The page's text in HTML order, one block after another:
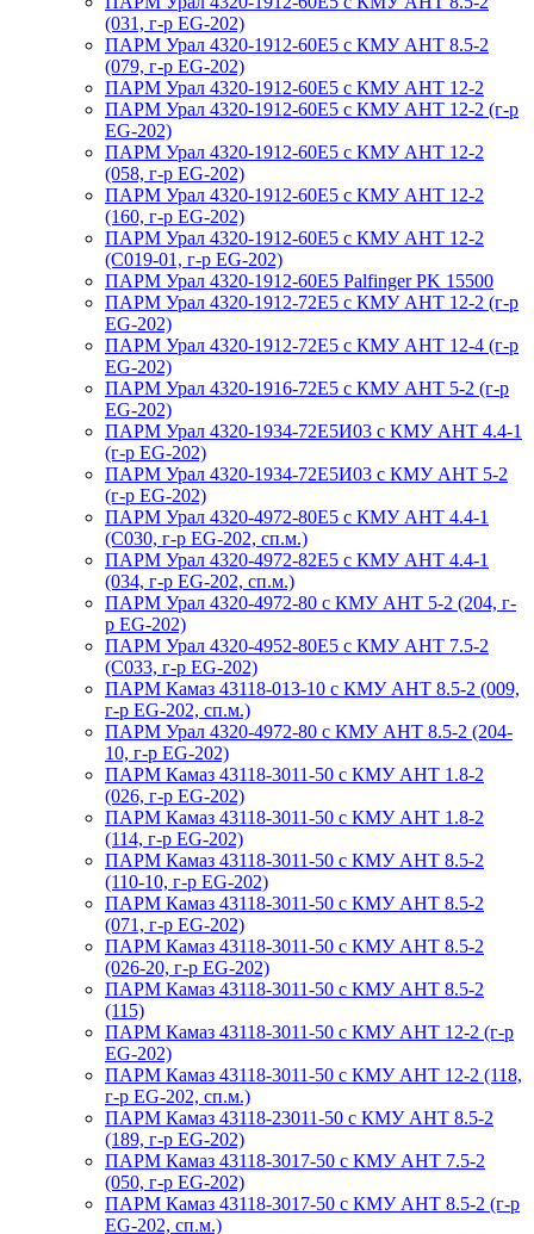
(031, г-р EG-202)
ПАРМ Урал 4320-1912-60Е5 с КМУ АНТ 8.5-2
(079, г-р EG-202)
ПАРМ Урал 4320-1912-60Е5 с КМУ АНТ 12-2
ПАРМ Урал 4320-1912-60Е5 с КМУ АНТ 12-2 (г-р
EG-202)
ПАРМ Урал 4320-1912-60Е5 с КМУ АНТ 12-2
(058, г-р EG-202)
ПАРМ Урал 4320-1912-60Е5 с КМУ АНТ 12-2
(160, г-р EG-202)
ПАРМ Урал 4320-1912-60Е5 с КМУ АНТ 12-2
(С019-01, г-р EG-202)
ПАРМ Урал 4320-1912-60Е5 Palfinger PK 15500
ПАРМ Урал 4320-1912-72Е5 с КМУ АНТ 12-2 (г-р
EG-202)
ПАРМ Урал 4320-1912-72Е5 с КМУ АНТ 12-4 (г-р
EG-202)
ПАРМ Урал 4320-1916-72Е5 с КМУ АНТ 5-2 (г-р
EG-202)
ПАРМ Урал 4320-1934-72Е5И03 с КМУ АНТ 4.4-1
(г-р EG-202)
ПАРМ Урал 4320-1934-72Е5И03 с КМУ АНТ 5-2
(г-р EG-202)
ПАРМ Урал 4320-4972-80Е5 с КМУ АНТ 4.4-1
(С030, г-р EG-202, сп.м.)
ПАРМ Урал 4320-4972-82Е5 с КМУ АНТ 4.4-1
(034, г-р EG-202, сп.м.)
ПАРМ Урал 4320-4972-80 с КМУ АНТ 5-2 (204, г-
р EG-202)
ПАРМ Урал 4320-4952-80Е5 с КМУ АНТ 7.5-2
(С033, г-р EG-202)
ПАРМ Камаз 43118-013-10 с КМУ АНТ 8.5-2 (009,
г-р EG-202, сп.м.)
ПАРМ Урал 4320-4972-80 с КМУ АНТ 8.5-2 (204-
10, г-р EG-202)
ПАРМ Камаз 43118-3011-50 с КМУ АНТ 1.8-2
(026, г-р EG-202)
ПАРМ Камаз 43118-3011-50 с КМУ АНТ 1.8-2
(114, г-р EG-202)
ПАРМ Камаз 43118-3011-50 с КМУ АНТ 8.5-2
(110-10, г-р EG-202)
ПАРМ Камаз 43118-3011-50 с КМУ АНТ 8.5-2
(071, г-р EG-202)
ПАРМ Камаз 43118-3011-50 с КМУ АНТ 8.5-2
(026-20, г-р EG-202)
ПАРМ Камаз 43118-3011-50 с КМУ АНТ 8.5-2
(115)
ПАРМ Камаз 43118-3011-50 с КМУ АНТ 12-2 (г-р
EG-202)
ПАРМ Камаз 43118-3011-50 с КМУ АНТ 12-2 (118,
г-р EG-202, сп.м.)
ПАРМ Камаз 43118-23011-50 с КМУ АНТ 8.5-2
(189, г-р EG-202)
ПАРМ Камаз 43118-3017-50 с КМУ АНТ 7.5-2
(050, г-р EG-202)
ПАРМ Камаз 43118-3017-50 с КМУ АНТ 8.5-2 (г-р
EG-202, сп.м.)